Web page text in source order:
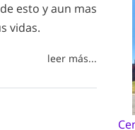
esto y aun mas
vidas.
leer más...